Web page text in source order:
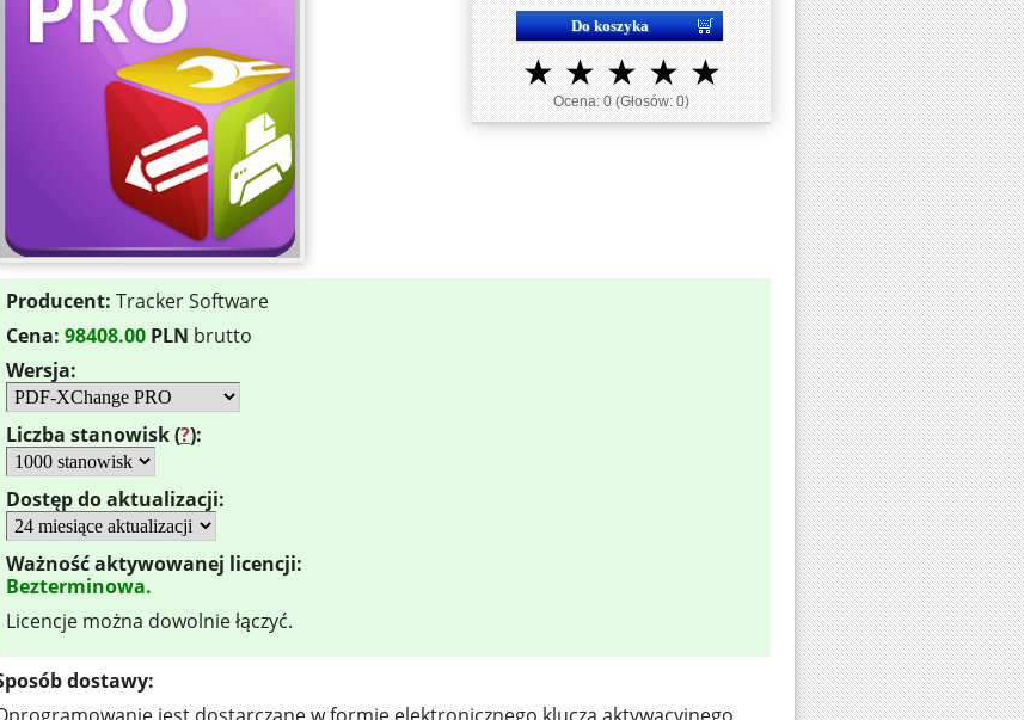
★ ★ ★ ★ ★
Ocena:0 (Głosów:0)
Producent: Tracker Software
Cena: 98408.00 PLN brutto
Wersja:
Liczba stanowisk (?):
Dostęp do aktualizacji:
Ważność aktywowanej licencji:
Bezterminowa.
Licencje można dowolnie łączyć.
dostawy: